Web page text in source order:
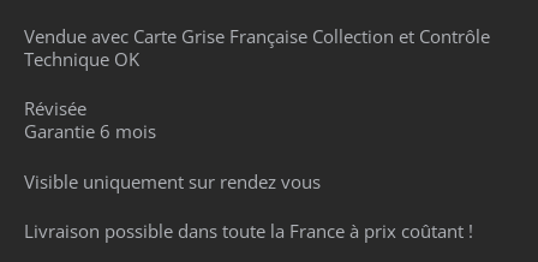
Vendue avec Carte Grise Française Collection et Contrôle
Technique OK
Révisée
Garantie 6 mois
Visible uniquement sur rendez vous
Livraison possible dans toute la France à prix coûtant !